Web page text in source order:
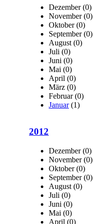
Dezember(0)
November(0)
Oktober(0)
September(0)
August (0)
Juli (0)
Juni (0)
Mai (0)
April (0)
März (0)
Februar(0)
Januar (1)
2012
Dezember(0)
November(0)
Oktober(0)
September(0)
August (0)
Juli (0)
Juni (0)
Mai (0)
April (0)